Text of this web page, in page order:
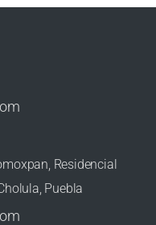
Residencial
Puebla